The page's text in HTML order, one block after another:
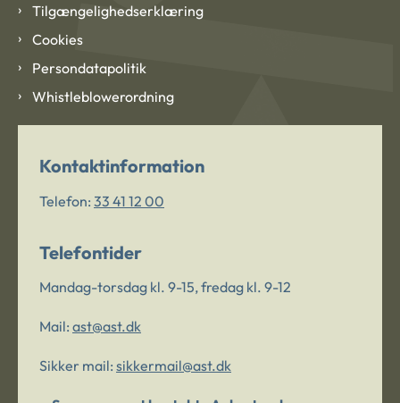
Tilgængelighedserklæring
Cookies
Persondatapolitik
Whistleblowerordning
Kontaktinformation
Telefon: 33 41 12 00
Telefontider
Mandag-torsdag kl. 9-15, fredag kl. 9-12
Mail: ast@ast.dk
Sikker mail: sikkermail@ast.dk